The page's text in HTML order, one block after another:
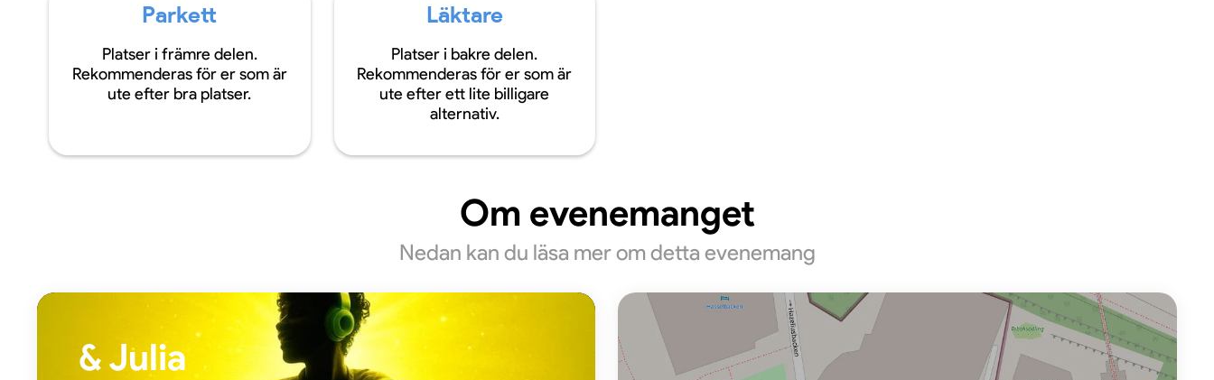
Parkett
Platser i främre delen.
Rekommenderas för er som är
ute efter bra platser.
Läktare
Platser i bakre delen.
Rekommenderas för er som är
ute efter ett lite billigare
alternativ.
Om evenemanget
Nedan kan du läsa mer om detta evenemang
& Julia